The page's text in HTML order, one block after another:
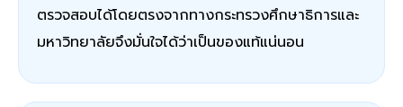
ตรวจสอบได้โดยตรงจากทางกระทรวงศึกษาธิการและ
มหาวิทยาลัยจึงมั่นใจได้ว่าเป็นของแท้แน่นอน